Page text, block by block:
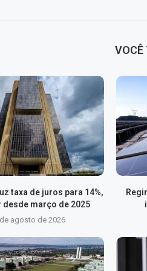
VOCÊ
taxa de juros para 14%,
desde março de 2025
agosto de 2026